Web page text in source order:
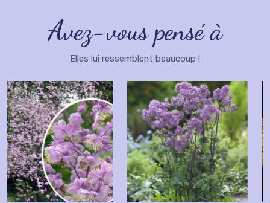
Avez-vous pensé à
Elles lui ressemblent beaucoup !